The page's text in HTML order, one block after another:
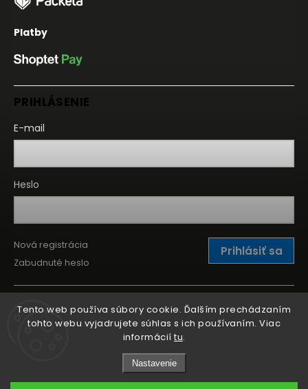
Tento web používa súbory cookie. Ďalším prechádzaním
tohto webu vyjadrujete súhlas s ich používaním. Viac
informácií tu.
Nastavenie
Platby
PRIHLÁSENIE
E-mail
Heslo
Prihlásiť sa
Nová registrácia
Zabudnuté heslo